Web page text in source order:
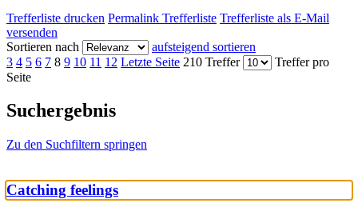
Trefferliste drucken Permalink Trefferliste Trefferliste als E-Mail
versenden
Sortieren nach
aufsteigend sortieren
3 4 5 6 7 8 9 10 11 12 Letzte Seite 210 Treffer
Treffer pro
Seite
Suchergebnis
Zu den Suchfiltern springen
Catching feelings